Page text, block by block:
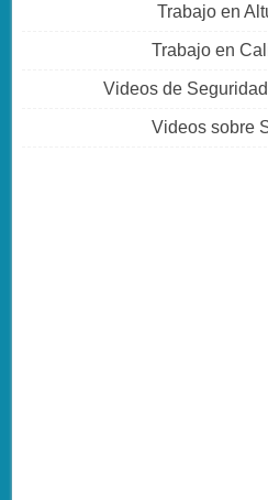
Trabajo en
Trabajo en
Videos de Seguridad
Videos sobre